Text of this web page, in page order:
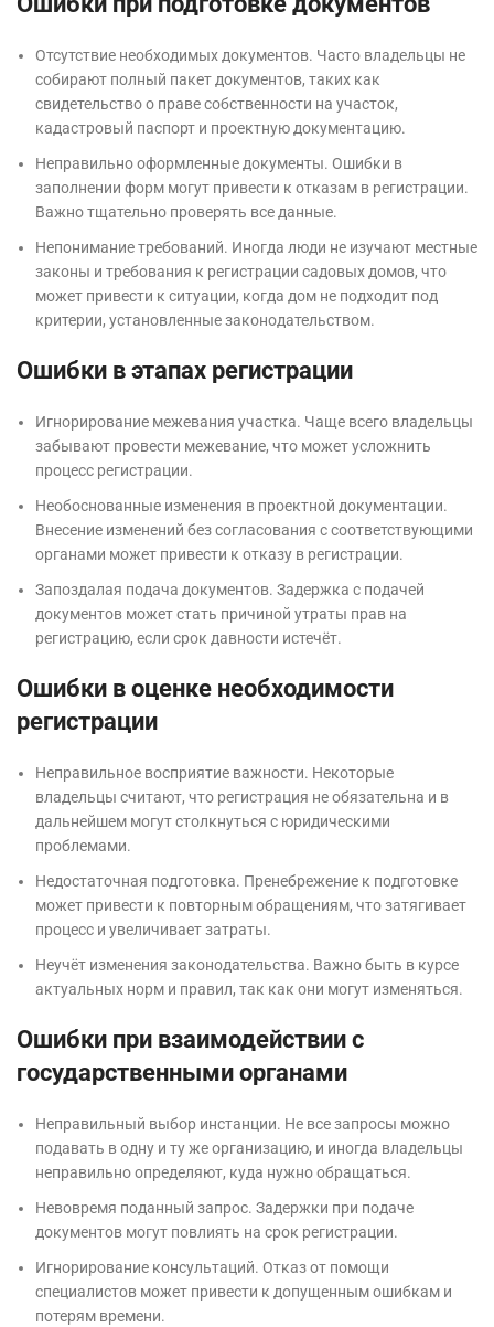
Отсутствие необходимых документов. Часто владельцы не
собирают полный пакет документов, таких как
свидетельство о праве собственности на участок,
кадастровый паспорт и проектную документацию.
Неправильно оформленные документы. Ошибки в
заполнении форм могут привести к отказам в регистрации.
Важно тщательно проверять все данные.
Непонимание требований. Иногда люди не изучают местные
законы и требования к регистрации садовых домов, что
может привести к ситуации, когда дом не подходит под
критерии, установленные законодательством.
Ошибки в этапах регистрации
Игнорирование межевания участка. Чаще всего владельцы
забывают провести межевание, что может усложнить
процесс регистрации.
Необоснованные изменения в проектной документации.
Внесение изменений без согласования с соответствующими
органами может привести к отказу в регистрации.
Запоздалая подача документов. Задержка с подачей
документов может стать причиной утраты прав на
регистрацию, если срок давности истечёт.
Ошибки в оценке необходимости
регистрации
Неправильное восприятие важности. Некоторые
владельцы считают, что регистрация не обязательна и в
дальнейшем могут столкнуться с юридическими
проблемами.
Недостаточная подготовка. Пренебрежение к подготовке
может привести к повторным обращениям, что затягивает
процесс и увеличивает затраты.
Неучёт изменения законодательства. Важно быть в курсе
актуальных норм и правил, так как они могут изменяться.
Ошибки при взаимодействии с
государственными органами
Неправильный выбор инстанции. Не все запросы можно
подавать в одну и ту же организацию, и иногда владельцы
неправильно определяют, куда нужно обращаться.
Невовремя поданный запрос. Задержки при подаче
документов могут повлиять на срок регистрации.
Игнорирование консультаций. Отказ от помощи
специалистов может привести к допущенным ошибкам и
потерям времени.